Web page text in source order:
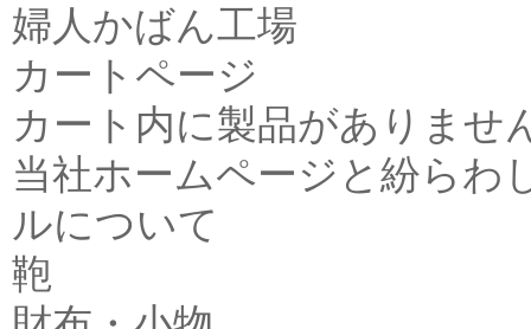
婦人かばん工場
カートページ
カート内に製品がありませ
当社ホームページと紛らわ
ルについて
鞄